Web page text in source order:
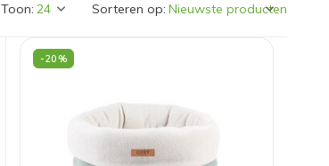
Account aanmaken
Toon: Sorteren op:
-20%